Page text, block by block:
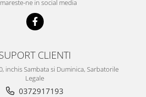
ne in social media
CLIENTI
inchis Sambata si Duminica, Sarbatorile
Legale
0372917193